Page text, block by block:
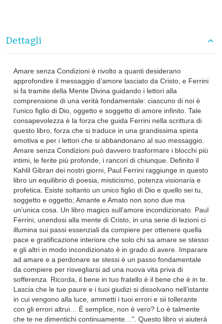
Dettagli
Amare senza Condizioni è rivolto a quanti desiderano
approfondire il messaggio d’amore lasciato da Cristo, e Ferrini
si fa tramite della Mente Divina guidando i lettori alla
comprensione di una verità fondamentale: ciascuno di noi è
l’unico figlio di Dio, oggetto e soggetto di amore infinito. Tale
consapevolezza è la forza che guida Ferrini nella scrittura di
questo libro, forza che si traduce in una grandissima spinta
emotiva e per i lettori che si abbandonano al suo messaggio.
Amare senza Condizioni può davvero trasformare i blocchi più
intimi, le ferite più profonde, i rancori di chiunque. Definito il
Kahlil Gibran dei nostri giorni, Paul Ferrini raggiunge in questo
libro un equilibrio di poesia, misticismo, potenza visionaria e
profetica. Esiste soltanto un unico figlio di Dio e quello sei tu,
soggetto e oggetto; Amante e Amato non sono due ma
un’unica cosa. Un libro magico sull'amore incondizionato. Paul
Ferrini, unendosi alla mente di Cristo, in una serie di lezioni ci
illumina sui passi essenziali da compiere per ottenere quella
pace e gratificazione interiore che solo chi sa amare se stesso
e gli altri in modo incondizionato è in grado di avere. Imparare
ad amare e a perdonare se stessi è un passo fondamentale
da compiere per risvegliarsi ad una nuova vita priva di
sofferenza. Ricorda, il bene in tuo fratello è il bene che è in te.
Lascia che le tue paure e i tuoi giudizi si dissolvano nell’istante
in cui vengono alla luce, ammetti i tuoi errori e sii tollerante
con gli errori altrui… È semplice, non è vero? Lo è talmente
che te ne dimentichi continuamente…". Questo libro vi aiuterà